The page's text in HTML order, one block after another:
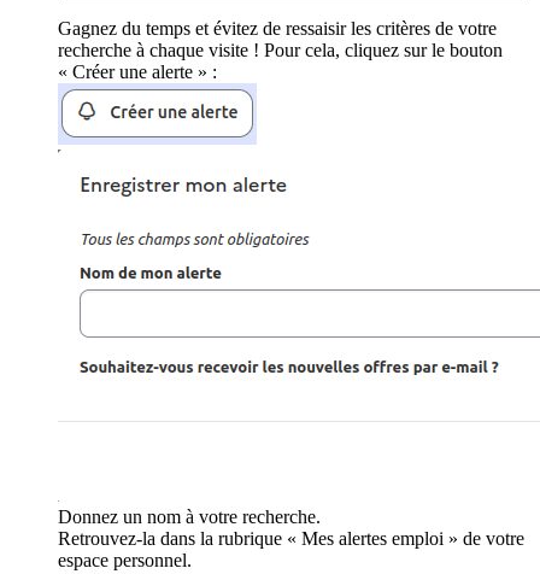
Gagnez du temps et évitez de ressaisir les critères de votre
recherche à chaque visite ! Pour cela, cliquez sur le bouton
« Créer une alerte » :
Donnez un nom à votre recherche.
Retrouvez-la dans la rubrique « Mes alertes emploi » de votre
espace personnel.